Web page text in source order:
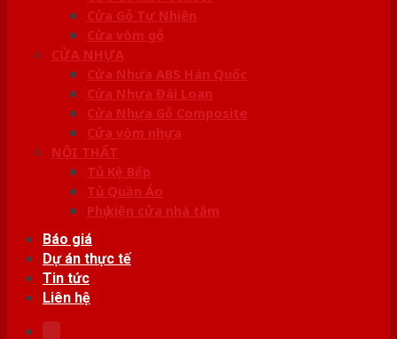
Cửa Gỗ Tự Nhiên
Cửa vòm gỗ
CỬA NHỰA
Cửa Nhựa ABS Hàn Quốc
Cửa Nhựa Đài Loan
Cửa Nhựa Gỗ Composite
Cửa vòm nhựa
NỘI THẤT
Tủ Kệ Bếp
Tủ Quần Áo
Phụ kiện cửa nhà tắm
Báo giá
Dự án thực tế
Tin tức
Liên hệ